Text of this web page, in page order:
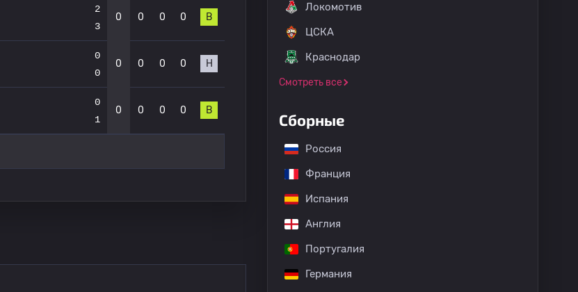
2
3
0 0 0 0 В
0
0
0 0 0 0 Н
0
1
0 0 0 0 В
Локомотив
ЦСКА
Краснодар
Смотреть все
Сборные
Россия
Франция
Испания
Англия
Португалия
Германия